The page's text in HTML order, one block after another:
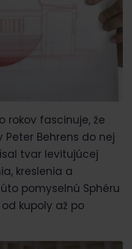
rokov fascinuje, že
Behrens do nej
tvar levitujúcej
kreslenia a
pomyselnú Sphéru
kupoly až po